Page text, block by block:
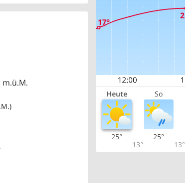
Heute So
25°
13°
25°
13°